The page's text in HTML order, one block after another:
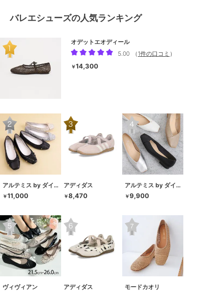
バレエシューズの人気ランキング
オデットエオディール
5.00
（ 1件の口コミ ）
￥14,300
アルテミス by ダイアナ
￥11,000
アディダス
￥8,470
アルテミス by ダイアナ
￥9,900
ヴィヴィアン アディダス モードカオリ